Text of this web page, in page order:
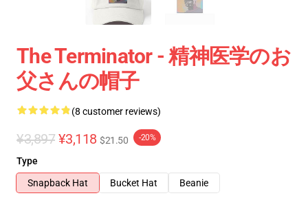
The Terminator - 精神医学のお
父さんの帽子
(8 customer reviews)
¥3,897 ¥3,118 $21.50 -20%
Type
Snapback Hat
Bucket Hat
Beanie